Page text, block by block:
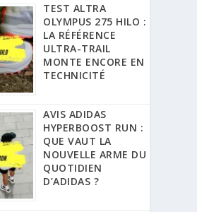
TEST ALTRA
OLYMPUS 275 HILO :
LA RÉFÉRENCE
ULTRA-TRAIL
MONTE ENCORE EN
TECHNICITÉ
AVIS ADIDAS
HYPERBOOST RUN :
QUE VAUT LA
NOUVELLE ARME DU
QUOTIDIEN
D’ADIDAS ?